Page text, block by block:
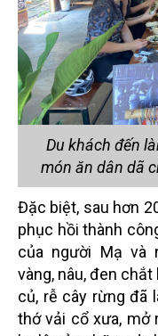
Du khách đến
món ăn dân dã
Đặc biệt, sau hơn
phục hồi thành
của người Mạ và
vàng, nâu, đen
củ, rễ cây rừng đã
thớ vải cổ xưa, mở